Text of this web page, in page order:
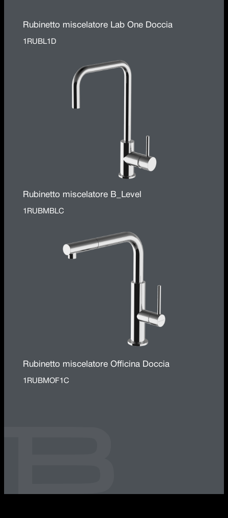
Rubinetto miscelatore Lab One Doccia
1RUBL1D
Rubinetto miscelatore B_Level
1RUBMBLC
Rubinetto miscelatore Officina Doccia
1RUBMOF1C